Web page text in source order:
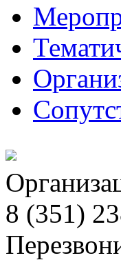
8 (351)